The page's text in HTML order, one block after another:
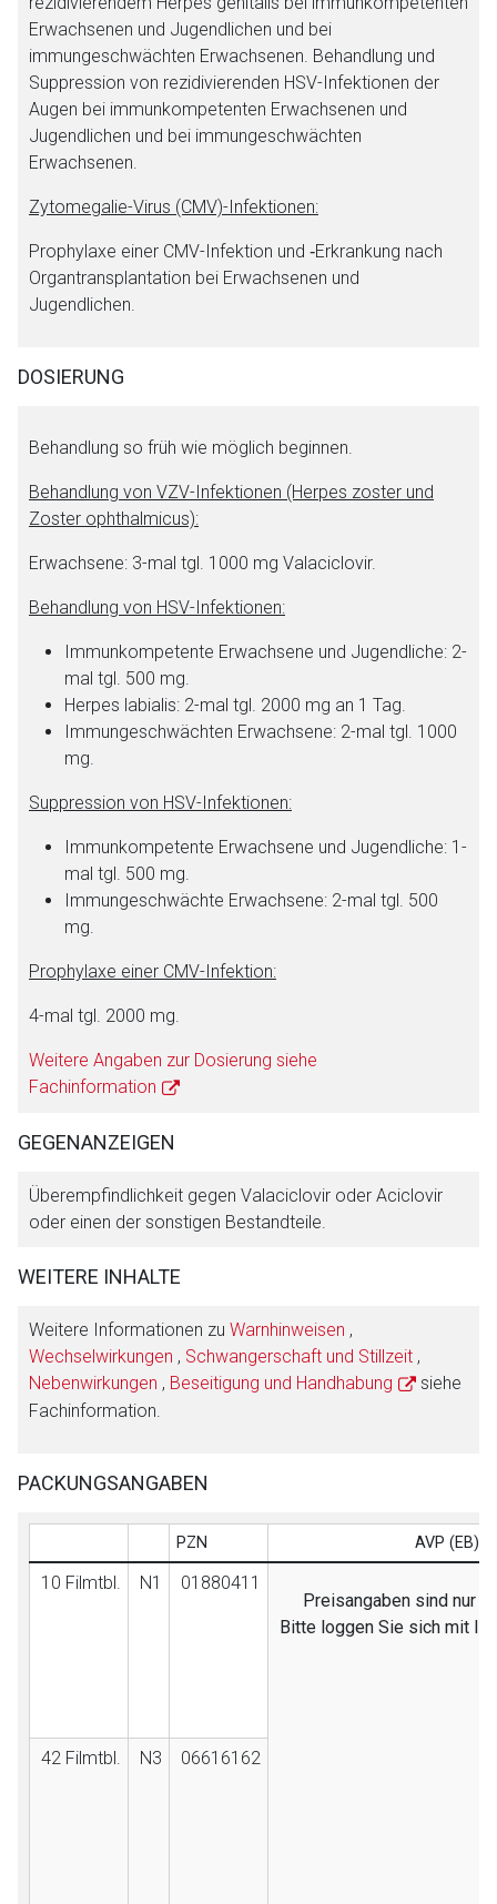
Erwachsenen und Jugendlichen und bei
immungeschwächten Erwachsenen. Behandlung und
Suppression von rezidivierenden HSV-Infektionen der
Augen bei immunkompetenten Erwachsenen und
Jugendlichen und bei immungeschwächten
Erwachsenen.
Zytomegalie-Virus (CMV)-Infektionen:
Prophylaxe einer CMV-Infektion und ‐Erkrankung nach
Organtransplantation bei Erwachsenen und
Jugendlichen.
DOSIERUNG
Behandlung so früh wie möglich beginnen.
Behandlung von VZV-Infektionen (Herpes zoster und
Zoster ophthalmicus):
Erwachsene: 3-mal tgl. 1000 mg Valaciclovir.
Behandlung von HSV-Infektionen:
Immunkompetente Erwachsene und Jugendliche: 2-
mal tgl. 500 mg.
Herpes labialis: 2-mal tgl. 2000 mg an 1 Tag.
Immungeschwächten Erwachsene: 2-mal tgl. 1000
mg.
Suppression von HSV-Infektionen:
Immunkompetente Erwachsene und Jugendliche: 1-
mal tgl. 500 mg.
Immungeschwächte Erwachsene: 2-mal tgl. 500
mg.
Prophylaxe einer CMV-Infektion:
4-mal tgl. 2000 mg.
Weitere Angaben zur Dosierung siehe
Fachinformation
GEGENANZEIGEN
Überempfindlichkeit gegen Valaciclovir oder Aciclovir
oder einen der sonstigen Bestandteile.
WEITERE INHALTE
Weitere Informationen zu Warnhinweisen ,
Wechselwirkungen , Schwangerschaft und Stillzeit ,
Nebenwirkungen , Beseitigung und Handhabung
siehe
Fachinformation.
PACKUNGSANGABEN
PZN AVP (EB)/
10 Filmtbl. N1
01880411
Preisangaben sind nur
Bitte loggen Sie sich mit
42 Filmtbl. N3 06616162
Aufruf einer externen Seite
Der von Ihnen aufgerufene Link öffnet eine externe Web-
Seite. Für die Inhalte der externen Web-Seite ist deren
Datenschutzbestimmungen.
Zurück zur rote-liste.de